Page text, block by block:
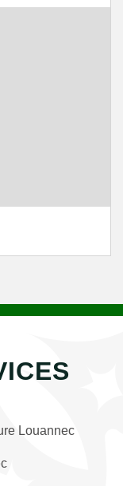
Louannec